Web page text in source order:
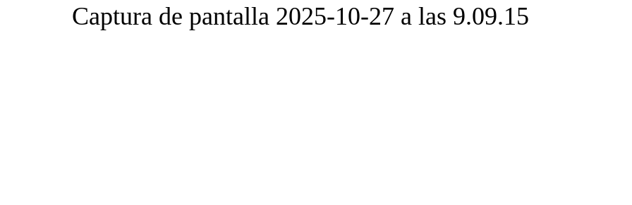
Captura de pantalla 2025-10-27 a las 9.09.15